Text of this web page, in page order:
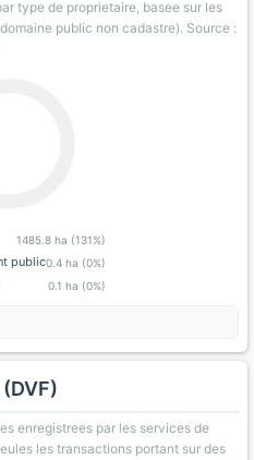
type de proprietaire, basee sur les
public non cadastre). Source :
1485.8 ha (131%)
public0.4 ha (0%)
0.1 ha (0%)
enregistrees par les services de
les transactions portant sur des